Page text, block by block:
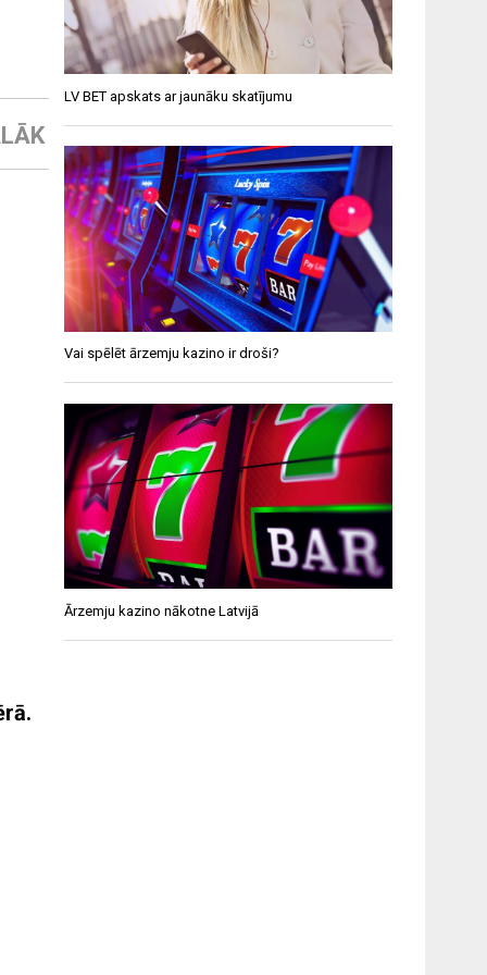
LV BET apskats ar jaunāku skatījumu
Vai spēlēt ārzemju kazino ir droši?
Ārzemju kazino nākotne Latvijā